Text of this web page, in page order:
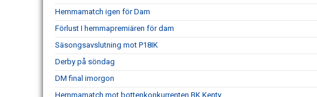
Hemmamatch igen för Dam
Förlust I hemmapremiären för dam
Säsongsavslutning mot P18IK
Derby på söndag
DM final imorgon
Hemmamatch mot bottenkonkurrenten BK Kenty